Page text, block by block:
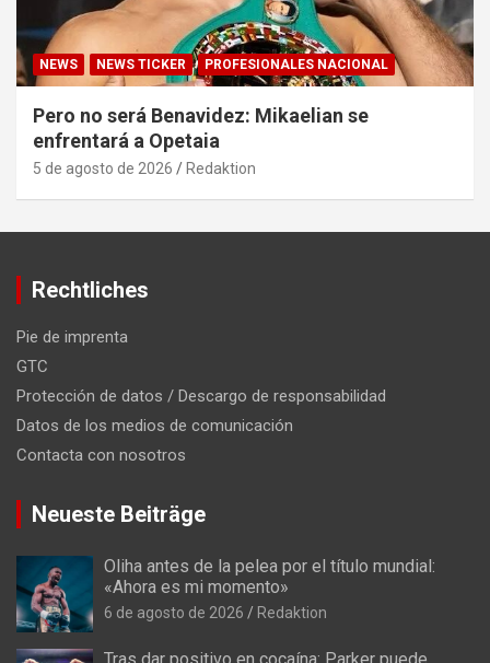
NEWS NEWS TICKER PROFESIONALES NACIONAL
Pero no será Benavidez: Mikaelian se
enfrentará a Opetaia
5 de agosto de 2026 Redaktion
Rechtliches
Pie de imprenta
GTC
Protección de datos / Descargo de responsabilidad
Datos de los medios de comunicación
Contacta con nosotros
Neueste Beiträge
Oliha antes de la pelea por el título mundial:
«Ahora es mi momento»
6 de agosto de 2026 Redaktion